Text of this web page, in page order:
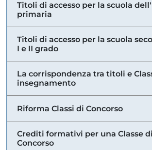
Titoli di accesso per la scuola
primaria
Titoli di accesso per la scuola
I e II grado
La corrispondenza tra titoli e
insegnamento
Riforma Classi di Concorso
Crediti formativi per una Classe di
Concorso